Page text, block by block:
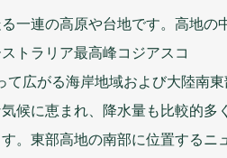
る一連の高原や台地です。 高地の
トラリア最高峰コジアスコ
て 広がる海岸地域および大陸南東
気候に恵まれ、 降水量も 比較的多
。 東部高地の南部に位置するニ